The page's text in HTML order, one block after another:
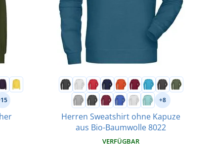
+8
Herren Sweatshirt ohne Kapuze
aus Bio-Baumwolle 8022
VERFÜGBAR